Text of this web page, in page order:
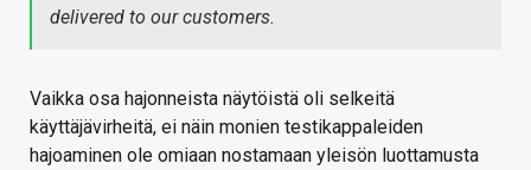
delivered to our customers.
Vaikka osa hajonneista näytöistä oli selkeitä
käyttäjävirheitä, ei näin monien testikappaleiden
hajoaminen ole omiaan nostamaan yleisön luottamusta